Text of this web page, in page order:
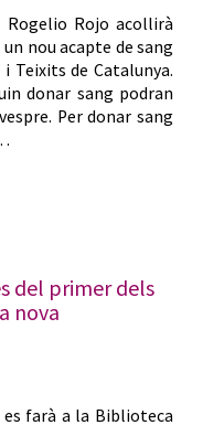
Rogelio Rojo acollirà
nou acapte de sang
Teixits de Catalunya.
donar sang podran
Per donar sang
del primer dels
nova
es farà a la Biblioteca